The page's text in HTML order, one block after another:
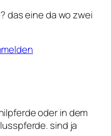
das eine da wo zwei
oder in dem
sind ja